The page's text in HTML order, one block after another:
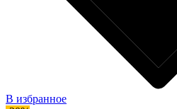
В избранное